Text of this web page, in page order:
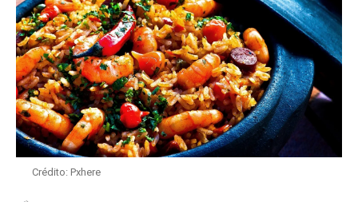
Crédito: Pxhere